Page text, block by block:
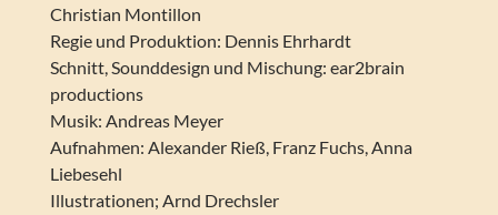
Christian Montillon
Regie und Produktion: Dennis Ehrhardt
Schnitt, Sounddesign und Mischung: ear2brain
productions
Musik: Andreas Meyer
Aufnahmen: Alexander Rieß, Franz Fuchs, Anna
Liebesehl
Illustrationen; Arnd Drechsler